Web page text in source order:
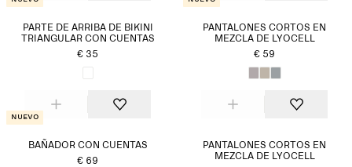
PARTE DE ARRIBA DE BIKINI
TRIANGULAR CON CUENTAS
€ 35
PANTALONES CORTOS EN
MEZCLA DE LYOCELL
€ 59
Nuevo
BAÑADOR CON CUENTAS
€ 69
PANTALONES CORTOS EN
MEZCLA DE LYOCELL